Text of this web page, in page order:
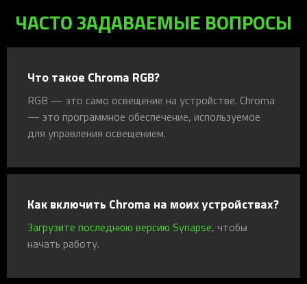
ЧАСТО ЗАДАВАЕМЫЕ ВОПРОСЫ
Что такое Chroma RGB?
RGB — это само освещение на устройстве. Chroma
— это программное обеспечение, используемое
для управления освещением.
Как включить Chroma на моих устройствах?
Загрузите последнюю версию Synapse, чтобы
начать работу.